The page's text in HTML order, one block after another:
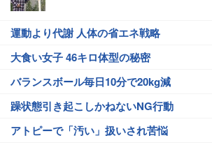
運動より代謝 人体の省エネ戦略
大食い女子 46キロ体型の秘密
バランスボール毎日10分で20kg減
躁状態引き起こしかねないNG行動
アトピーで「汚い」扱いされ苦悩